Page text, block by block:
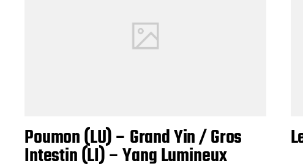
Poumon (LU) – Grand Yin / Gros
Intestin (LI) – Yang Lumineux